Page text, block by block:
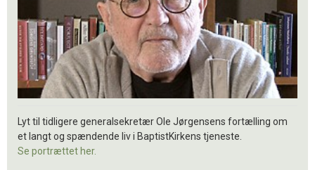
Lyt til tidligere generalsekretær Ole Jørgensens fortælling om
et langt og spændende liv i BaptistKirkens tjeneste.
Se portrættet her.